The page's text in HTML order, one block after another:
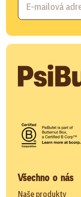
Všechno o nás
Naše produkty